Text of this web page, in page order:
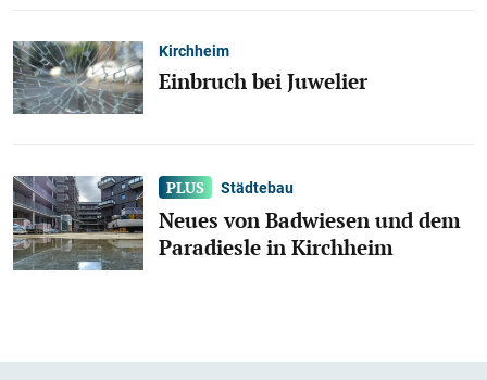
Kirchheim
Einbruch bei Juwelier
Städtebau
Neues von Badwiesen und dem
Paradiesle in Kirchheim